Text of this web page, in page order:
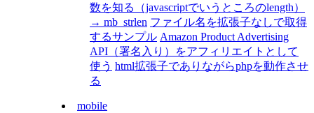
数を知る（javascriptでいうところのlength）
→ mb_strlen ファイル名を拡張子なしで取得
するサンプル Amazon Product Advertising
API（署名入り）をアフィリエイトとして
使う html拡張子でありながらphpを動作させ
る
mobile